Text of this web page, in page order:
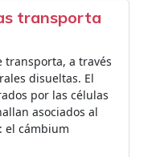
transporta
transporta, a través
disueltas. El
por las células
asociados al
el cámbium